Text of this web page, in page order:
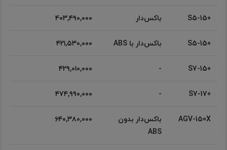
S5-150 باکس‌دار
۴۰۳,۴۹۰,۰۰۰
S5-150
باکس‌دار با ABS
۴۲۱,۵۳۰,۰۰۰
S7-150
-
۴۲۹,۰۱۰,۰۰۰
S7-170
-
۴۷۴,۹۹۰,۰۰۰
AGV-150X
باکس‌دار بدون
ABS
۶۴۰,۳۸۰,۰۰۰